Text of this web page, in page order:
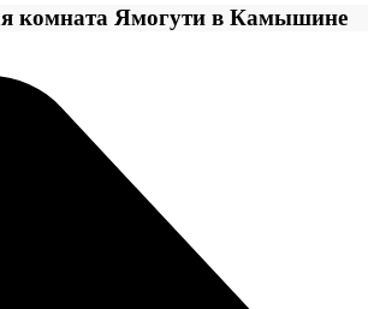
комната Ямогути в Камышине